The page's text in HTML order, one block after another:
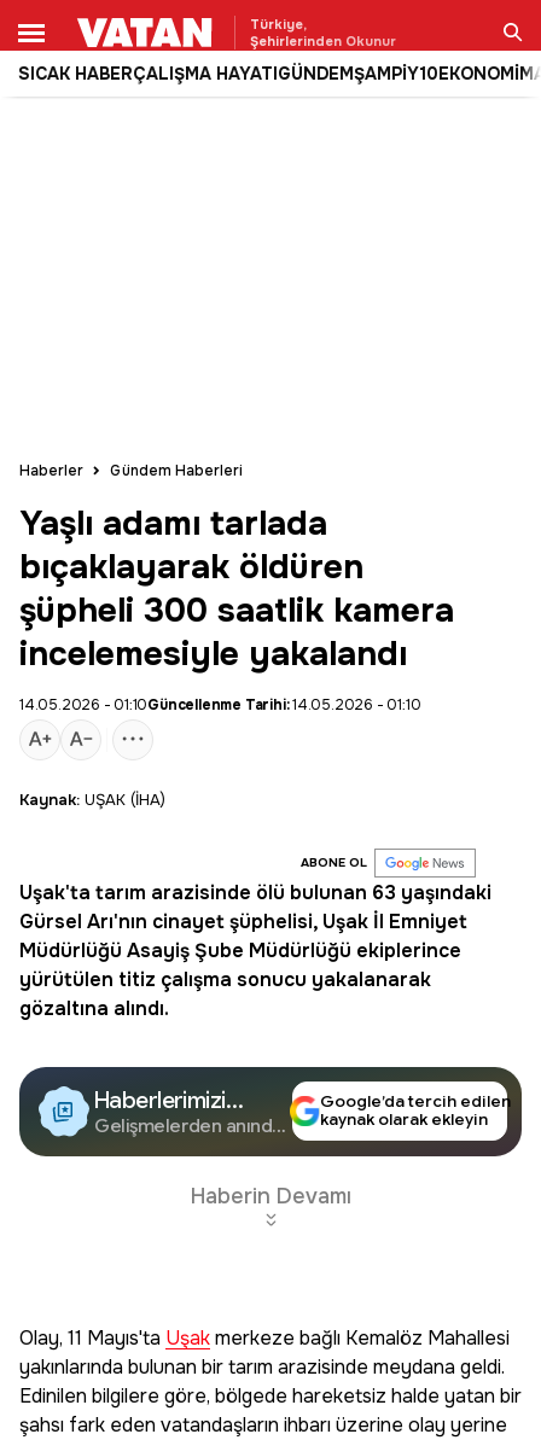
Türkiye,
Şehirlerinden Okunur
SICAK HABERÇALIŞMA HAYATIGÜNDEMŞAMPİY10EKONOMİ
Ara
Haberler Gündem Haberleri
Yaşlı adamı tarlada
bıçaklayarak öldüren
şüpheli 300 saatlik kamera
incelemesiyle yakalandı
14.05.2026 - 01:10Güncellenme Tarihi:14.05.2026 - 01:10
Kaynak: UŞAK (İHA)
ABONE OL
Uşak'ta tarım arazisinde ölü bulunan 63 yaşındaki
Gürsel Arı'nın cinayetşüphelisi, Uşak İl Emniyet
Müdürlüğü Asayiş Şube Müdürlüğü ekiplerince
yürütülen titiz çalışma sonucu yakalanarak
gözaltına alındı.
Haberlerimizi
Google'da Takip
Edin
Gelişmelerden anında
Google’da tercih edilen
kaynak olarak ekleyin
Haberin Devamı
Olay, 11 Mayıs'ta Uşakmerkeze bağlı Kemalöz Mahallesi
yakınlarında bulunan bir tarım arazisinde meydana geldi.
Edinilen bilgilere göre, bölgede hareketsiz halde yatan bir
şahsı fark eden vatandaşların ihbarı üzerine olay yerine